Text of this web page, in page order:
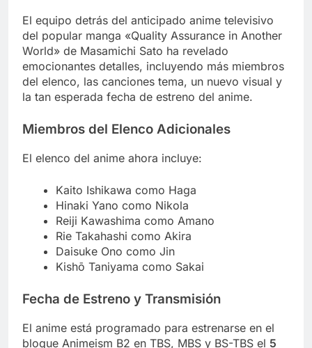
El equipo detrás del anticipado anime televisivo
del popular manga «Quality Assurance in Another
World» de Masamichi Sato ha revelado
emocionantes detalles, incluyendo más miembros
del elenco, las canciones tema, un nuevo visual y
la tan esperada fecha de estreno del anime.
Miembros del Elenco Adicionales
El elenco del anime ahora incluye:
Kaito Ishikawa como Haga
Hinaki Yano como Nikola
Reiji Kawashima como Amano
Rie Takahashi como Akira
Daisuke Ono como Jin
Kishō Taniyama como Sakai
Fecha de Estreno y Transmisión
El anime está programado para estrenarse en el
bloque Animeism B2 en TBS, MBS y BS-TBS el 5